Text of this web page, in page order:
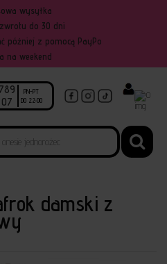
wysyłka
do 30 dni
później z pomocą PayPo
na weekend
07
PN-PT
DO 22:00
0
damski z